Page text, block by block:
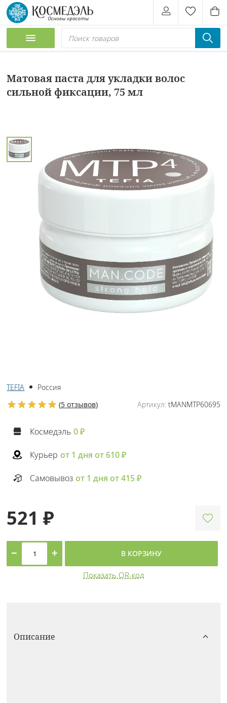
Матовая паста для укладки волос
сильной фиксации, 75 мл
TEFIA
Россия
Артикул:tMANMTP60695
(5 отзывов)
Космедэль 0 ₽
Курьер от 1 дня от 610 ₽
Самовывоз от 1 дня от 415 ₽
521 ₽
− + В КОРЗИНУ
Показать QR-код
Описание